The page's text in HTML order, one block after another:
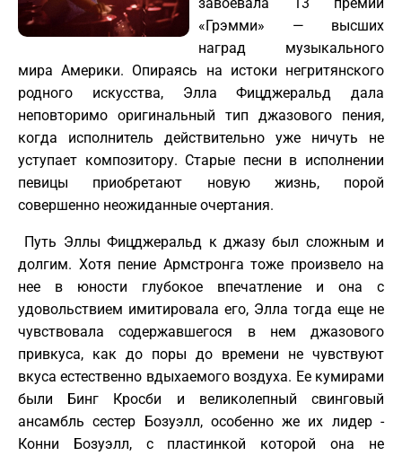
«Грэмми» — высших
наград музыкального
мира Америки. Опираясь на истоки негритянского
родного искусства, Элла Фицджеральд дала
неповторимо оригинальный тип джазового пения,
когда исполнитель действительно уже ничуть не
уступает композитору. Старые песни в исполнении
певицы приобретают новую жизнь, порой
совершенно неожиданные очертания.
Путь Эллы Фицджеральд к джазу был сложным и
долгим. Хотя пение Армстронга тоже произвело на
нее в юности глубокое впечатление и она с
удовольствием имитировала его, Элла тогда еще не
чувствовала содержавшегося в нем джазового
привкуса, как до поры до времени не чувствуют
вкуса естественно вдыхаемого воздуха. Ее кумирами
были Бинг Кросби и великолепный свинговый
ансамбль сестер Бозуэлл, особенно же их лидер -
Конни Бозуэлл, с пластинкой которой она не